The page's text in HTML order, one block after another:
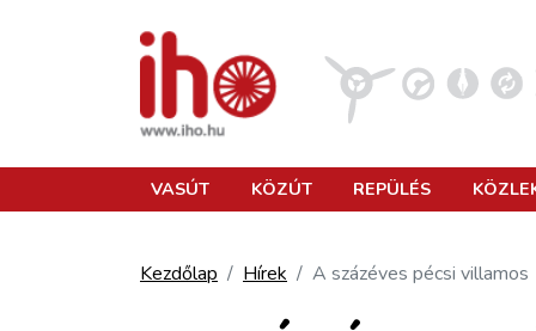
VASÚT KÖZÚT REPÜLÉS
Kezdőlap Hírek A százéves pécsi villamos